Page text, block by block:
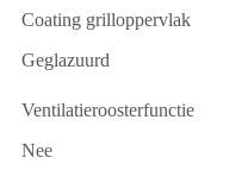
Coating grilloppervlak
Geglazuurd
Ventilatieroosterfunctie
Nee